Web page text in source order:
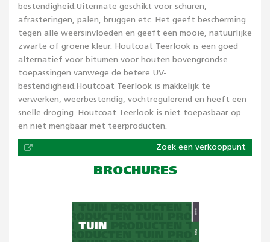
bestendigheid.Uitermate geschikt voor schuren,
afrasteringen, palen, bruggen etc. Het geeft bescherming
tegen alle weersinvloeden en geeft een mooie, natuurlijke
zwarte of groene kleur. Houtcoat Teerlook is een goed
alternatief voor bitumen voor houten bovengrondse
toepassingen vanwege de betere UV-
bestendigheid.Houtcoat Teerlook is makkelijk te
verwerken, weerbestendig, vochtregulerend en heeft een
snelle droging. Houtcoat Teerlook is niet toepasbaar op
en niet mengbaar met teerproducten.
Zoek een verkooppunt
BROCHURES